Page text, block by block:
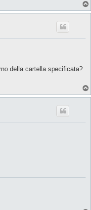
della cartella specificata?